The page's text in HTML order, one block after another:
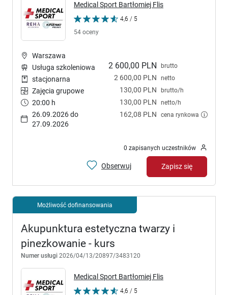
Medical Sport Bartłomiej Flis
4,6 / 5
54 oceny
2 600,00 PLN brutto
2 600,00 PLN netto
130,00 PLN brutto/h
130,00 PLN netto/h
162,08 PLN cena rynkowa
Warszawa
Usługa szkoleniowa
stacjonarna
Zajęcia grupowe
20:00 h
26.09.2026 do
27.09.2026
0 zapisanych uczestników
Obserwuj Zapisz się
Możliwość dofinansowania
Akupunktura estetyczna twarzy i
pinezkowanie - kurs
Numer usługi 2026/04/13/20897/3483120
Medical Sport Bartłomiej Flis
4,6 / 5